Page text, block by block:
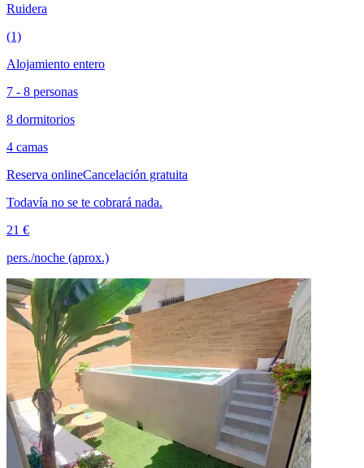
Ruidera
(1)
Alojamiento entero
7 - 8 personas
8 dormitorios
4 camas
Reserva onlineCancelación gratuita
Todavía no se te cobrará nada.
21 €
pers./noche (aprox.)